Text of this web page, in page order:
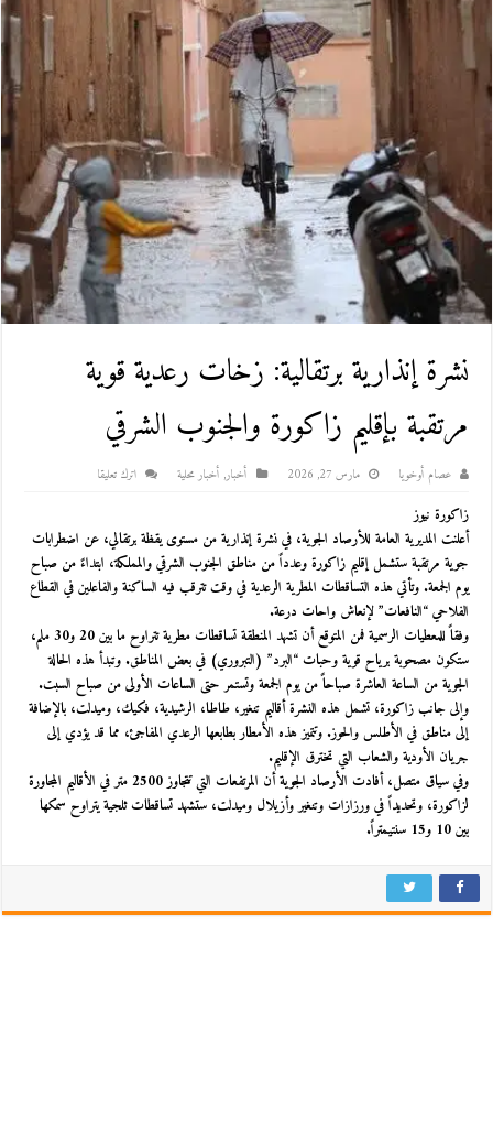
نشرة إنذارية برتقالية: زخات رعدية قوية
مرتقبة بإقليم زاكورة والجنوب الشرقي
عصام أوخويا مارس 27, 2026 أخبار, أخبار محلية اترك تعليقا
زاكورة نيوز
أعلنت المديرية العامة للأرصاد الجوية، في نشرة إنذارية من مستوى يقظة برتقالي، عن اضطرابات
جوية مرتقبة ستشمل إقليم زاكورة وعدداً من مناطق الجنوب الشرقي والمملكة، ابتداءً من صباح
يوم الجمعة. وتأتي هذه التساقطات المطرية الرعدية في وقت تترقب فيه الساكنة والفاعلين في القطاع
الفلاحي “النافعات” لإنعاش واحات درعة.
وفقاً للمعطيات الرسمية فمن المتوقع أن تشهد المنطقة تساقطات مطرية تتراوح ما بين 20 و30 ملم،
ستكون مصحوبة برياح قوية وحبات “البرد” (التبروري) في بعض المناطق. وتبدأ هذه الحالة
الجوية من الساعة العاشرة صباحاً من يوم الجمعة وتستمر حتى الساعات الأولى من صباح السبت.
وإلى جانب زاكورة، تشمل هذه النشرة أقاليم تنغير، طاطا، الرشيدية، فكيك، وميدلت، بالإضافة
إلى مناطق في الأطلس والحوز. وتتميز هذه الأمطار بطابعها الرعدي المفاجئ، مما قد يؤدي إلى
جريان الأودية والشعاب التي تخترق الإقليم.
وفي سياق متصل، أفادت الأرصاد الجوية أن المرتفعات التي تتجاوز 2500 متر في الأقاليم المجاورة
لزاكورة، وتحديداً في ورزازات وتنغير وأزيلال وميدلت، ستشهد تساقطات ثلجية يتراوح سمكها
بين 10 و15 سنتيمتراً.